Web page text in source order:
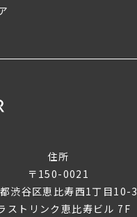
住所
〒150-0021
渋谷区恵比寿西1丁目10-3
ストリンク恵比寿ビル 7F